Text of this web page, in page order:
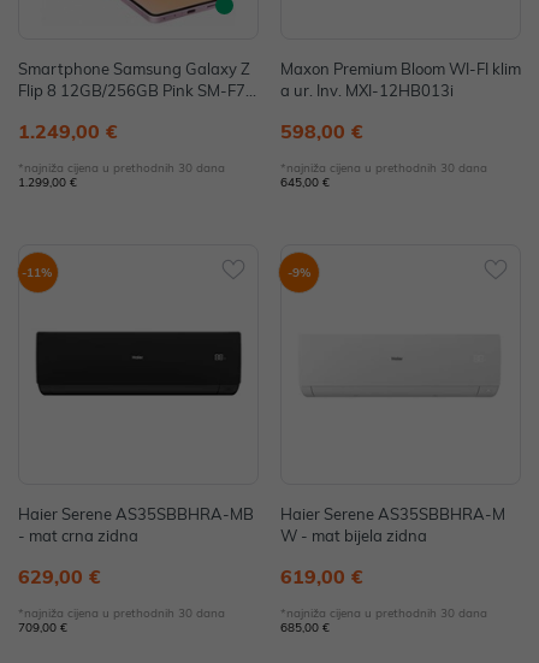
Smartphone Samsung Galaxy Z
Flip 8 12GB/256GB Pink SM-F77
1.249,00 €
*najniža cijena u prethodnih 30 dana
1.299,00 €
Maxon Premium Bloom WI-FI klim
a ur. Inv. MXI-12HB013i
598,00 €
*najniža cijena u prethodnih 30 dana
645,00 €
-11%
Haier Serene AS35SBBHRA-MB
- mat crna zidna
629,00 €
*najniža cijena u prethodnih 30 dana
709,00 €
-9%
Haier Serene AS35SBBHRA-M
W - mat bijela zidna
619,00 €
*najniža cijena u prethodnih 30 dana
685,00 €